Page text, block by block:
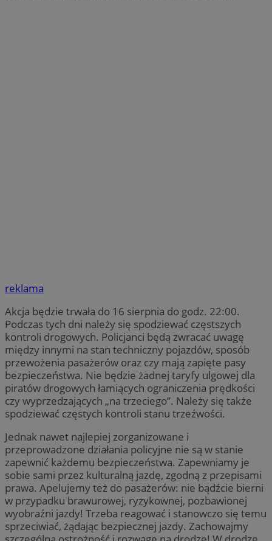
reklama
Akcja będzie trwała do 16 sierpnia do godz. 22:00.
Podczas tych dni należy się spodziewać częstszych
kontroli drogowych. Policjanci będą zwracać uwagę
między innymi na stan techniczny pojazdów, sposób
przewożenia pasażerów oraz czy mają zapięte pasy
bezpieczeństwa. Nie będzie żadnej taryfy ulgowej dla
piratów drogowych łamiących ograniczenia prędkości
czy wyprzedzających „na trzeciego”. Należy się także
spodziewać częstych kontroli stanu trzeźwości.
Jednak nawet najlepiej zorganizowane i
przeprowadzone działania policyjne nie są w stanie
zapewnić każdemu bezpieczeństwa. Zapewniamy je
sobie sami przez kulturalną jazdę, zgodną z przepisami
prawa. Apelujemy też do pasażerów: nie bądźcie bierni
w przypadku brawurowej, ryzykownej, pozbawionej
wyobraźni jazdy! Trzeba reagować i stanowczo się temu
sprzeciwiać, żądając bezpiecznej jazdy. Zachowajmy